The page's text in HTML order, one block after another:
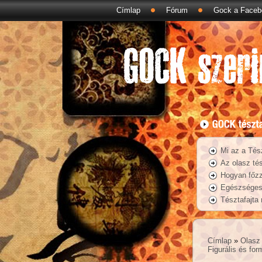
Címlap Fórum Gock a
Mi az a
Az olasz
Hogyan
Tésztafajta
Címlap »Olasz
Figurális és